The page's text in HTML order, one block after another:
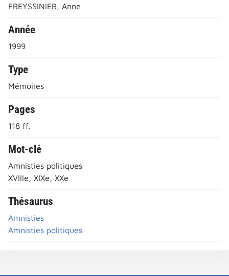
FREYSSINIER, Anne
Année
1999
Type
Mémoires
Pages
118 ff.
Mot-clé
Amnisties politiques
XVIIIe, XIXe, XXe
Thésaurus
Amnisties
Amnisties politiques